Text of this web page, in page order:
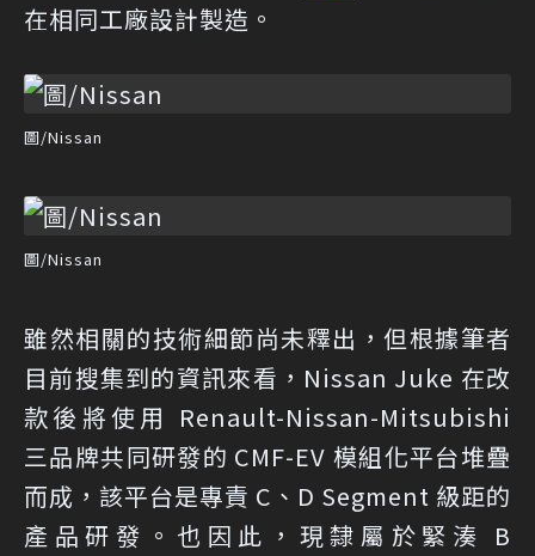
在相同工廠設計製造。
圖/Nissan
圖/Nissan
雖然相關的技術細節尚未釋出，但根據筆者
目前搜集到的資訊來看，Nissan Juke 在改
款後將使用 Renault-Nissan-Mitsubishi
三品牌共同研發的 CMF-EV 模組化平台堆疊
而成，該平台是專責 C、D Segment 級距的
產品研發。也因此，現隸屬於緊湊 B